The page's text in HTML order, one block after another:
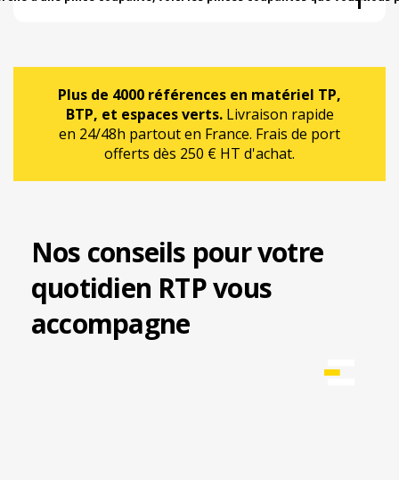
Plus de 4000 références en matériel TP,
BTP, et espaces verts.Livraison rapide
en 24/48h partout en France. Frais de port
offerts dès 250 € HT d'achat.
Nos conseils pour votre
quotidien RTP vous
accompagne